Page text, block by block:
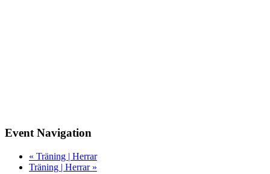
Event Navigation
« Träning | Herrar
Träning | Herrar »